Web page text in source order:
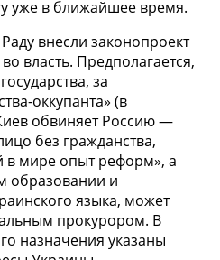
уже в ближайшее время.
внесли законопроект
власть. Предполагается,
за
оккупанта» (в
обвиняет Россию —
без гражданства,
мире опыт реформ», а
образовании и
языка, может
прокурором. В
назначения указаны